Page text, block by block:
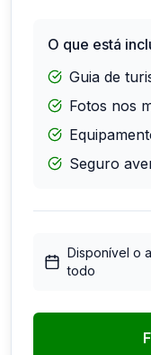
O que está
Guia de
Fotos nos
Seguro
Disponível o
todo